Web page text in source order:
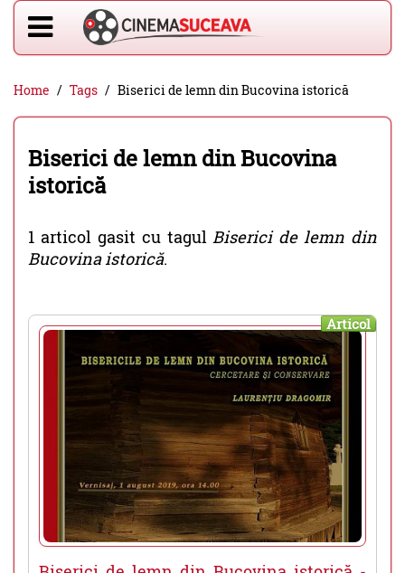
Home Tags Biserici de lemn din Bucovina istorică
Biserici de lemn din Bucovina
istorică
1 articol gasit cu tagulBiserici de lemn din
Bucovina istorică.
Articol